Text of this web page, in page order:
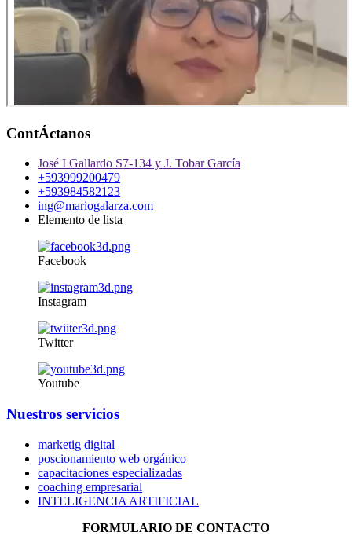
ContÁctanos
José I Gallardo S7-134 y J. Tobar García
+593999200479
+593984582123
ing@mariogalarza.com
Elemento de lista
Facebook
Instagram
Twitter
Youtube
Nuestros servicios
marketig digital
poscionamiento web orgánico
capacitaciones especializadas
coaching empresarial
INTELIGENCIA ARTIFICIAL
FORMULARIO DE CONTACTO